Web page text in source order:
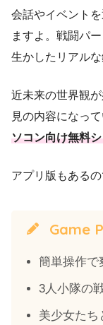
会話やイベント
ますよ。戦闘パ
生かしたリアル
近未来の世界観
見の内容になっ
ソコン向け無料
アプリ版もある
Game
簡単操作で
3人小隊の
美少女たち